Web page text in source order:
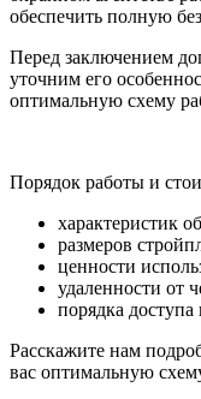
обеспечить полную
Перед заключением
уточним его
оптимальную схему
Порядок работы и
характеристик
размеров
ценности
удаленности от
порядка
Расскажите нам
вас оптимальную